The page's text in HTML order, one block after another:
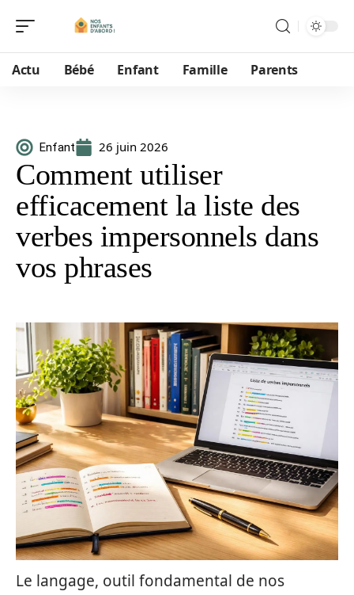
Actu Bébé Enfant Famille Parents
Enfant 26 juin 2026
Comment utiliser
efficacement la liste des
verbes impersonnels dans
vos phrases
Le langage, outil fondamental de nos